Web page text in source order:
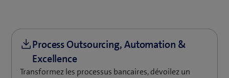
Transformez les processus bancaires, dévoilez un